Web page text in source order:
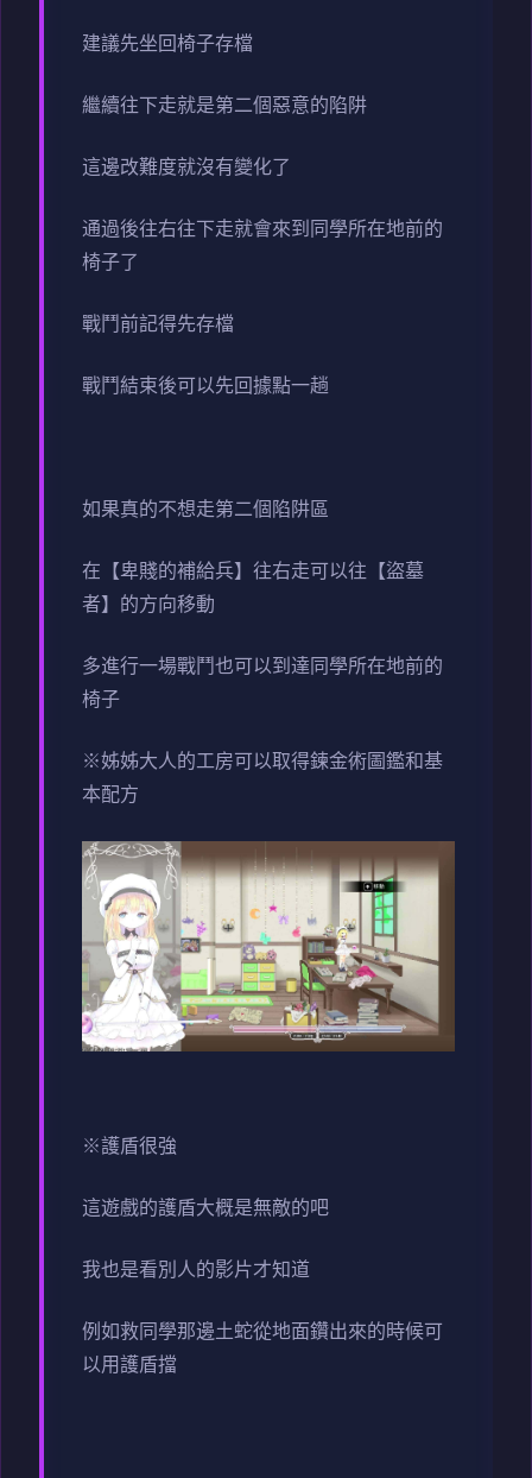
建議先坐回椅子存檔
繼續往下走就是第二個惡意的陷阱
這邊改難度就沒有變化了
通過後往右往下走就會來到同學所在地前的
椅子了
戰鬥前記得先存檔
戰鬥結束後可以先回據點一趟
如果真的不想走第二個陷阱區
在【卑賤的補給兵】往右走可以往【盜墓
者】的方向移動
多進行一場戰鬥也可以到達同學所在地前的
椅子
※姊姊大人的工房可以取得鍊金術圖鑑和基
本配方
※護盾很強
這遊戲的護盾大概是無敵的吧
我也是看別人的影片才知道
例如救同學那邊土蛇從地面鑽出來的時候可
以用護盾擋